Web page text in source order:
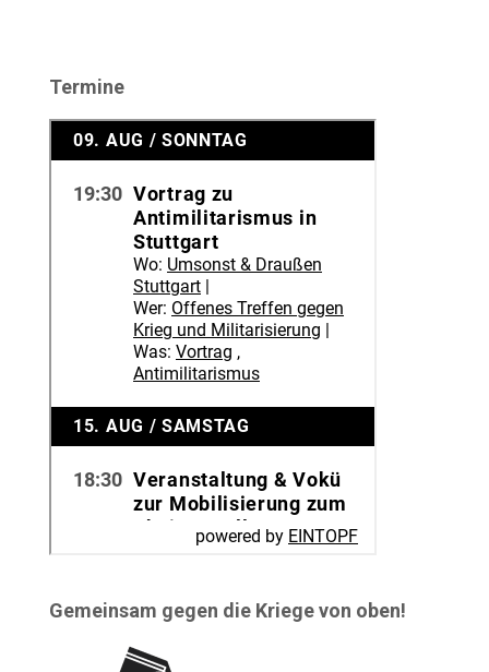
Termine
Gemeinsam gegen die Kriege von oben!